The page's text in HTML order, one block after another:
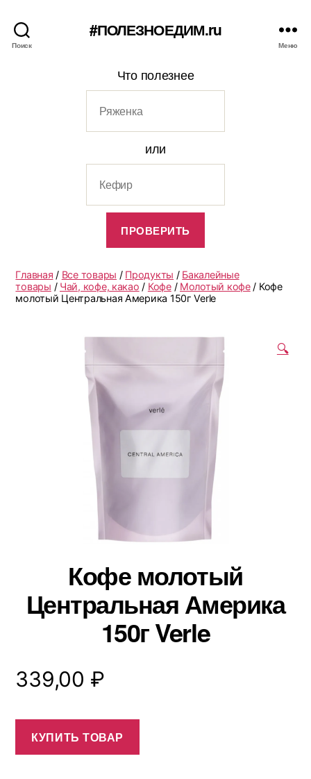
Поиск
#ПОЛЕЗНОЕДИМ.ru
Меню
Что полезнее
или
Главная / Все товары / Продукты / Бакалейные
товары / Чай, кофе, какао / Кофе/ Молотый кофе/ Кофе
молотый Центральная Америка 150г Verle
🔍
Кофе молотый
Центральная Америка
150г Verle
339,00 ₽
КУПИТЬ ТОВАР